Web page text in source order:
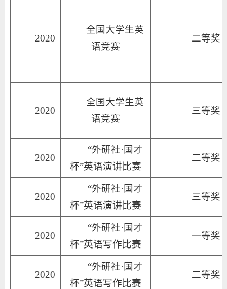
2020
全国大学生英
语竞赛
二等奖
2020
全国大学生英
语竞赛
三等奖
2020
“外研社·国才
杯”英语演讲比赛
二等奖
2020
“外研社·国才
杯”英语演讲比赛
三等奖
2020
“外研社·国才
杯”英语写作比赛
一等奖
2020
“外研社·国才
杯”英语写作比赛
二等奖